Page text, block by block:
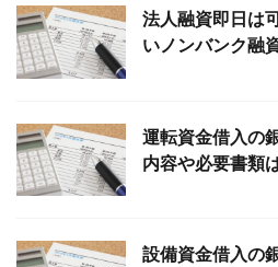
法人融資即日は
いノンバンク融
運転資金借入の
内容や必要書類
設備資金借入の